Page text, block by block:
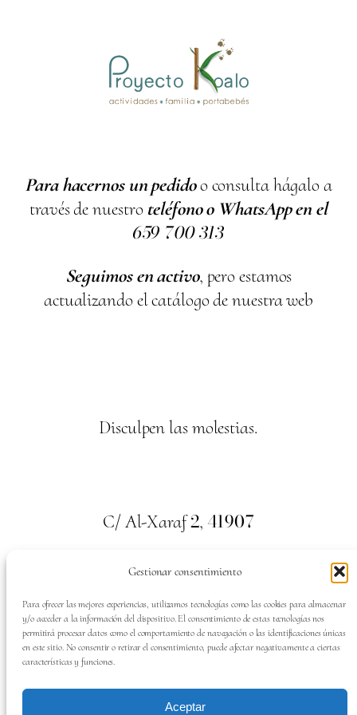
Gestionar consentimiento
Para ofrecer las mejores experiencias, utilizamos tecnologías como las cookies para almacenar
y/o acceder a la información del dispositivo. El consentimiento de estas tecnologías nos
permitirá procesar datos como el comportamiento de navegación o las identificaciones únicas
en este sitio. No consentir o retirar el consentimiento, puede afectar negativamente a ciertas
características y funciones.
Aceptar
Para hacernos un pedidoo consulta hágalo a
través de nuestro teléfono o WhatsApp en el
659 700313
Seguimos en activo, pero estamos
actualizando el catálogo de nuestra web
Disculpen las molestias.
C/ Al-Xaraf2, 41907
Valencina de la Concepción. Sevilla
Tel:659700313
SÍGUENOS EN: